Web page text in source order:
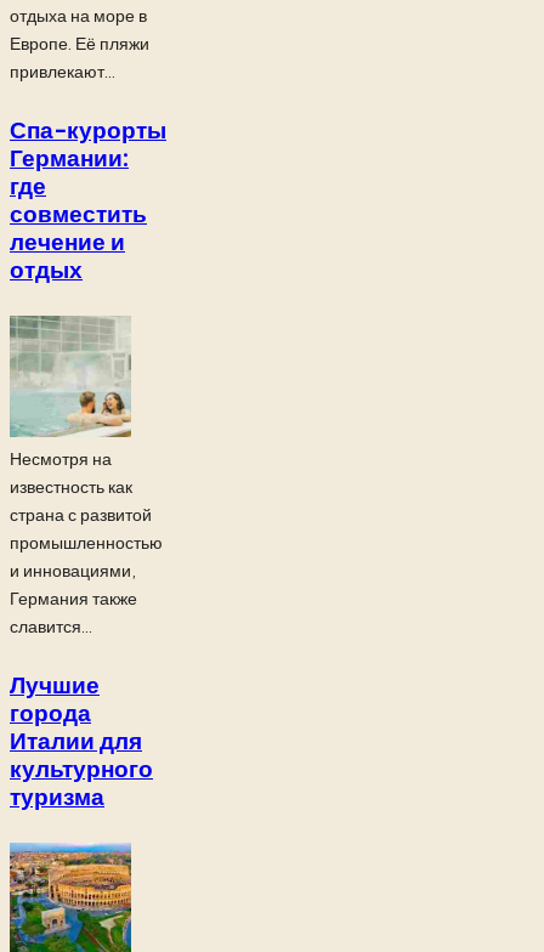
отдыха на море в
Европе. Её пляжи
привлекают...
Спа-курорты
Германии:
где
совместить
лечение и
отдых
Несмотря на
известность как
страна с развитой
промышленностью
и инновациями,
Германия также
славится...
Лучшие
города
Италии для
культурного
туризма